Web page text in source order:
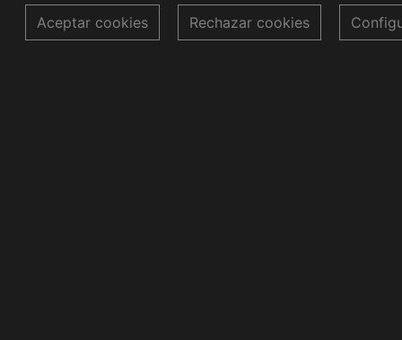
Aceptar cookies Rechazar cookies